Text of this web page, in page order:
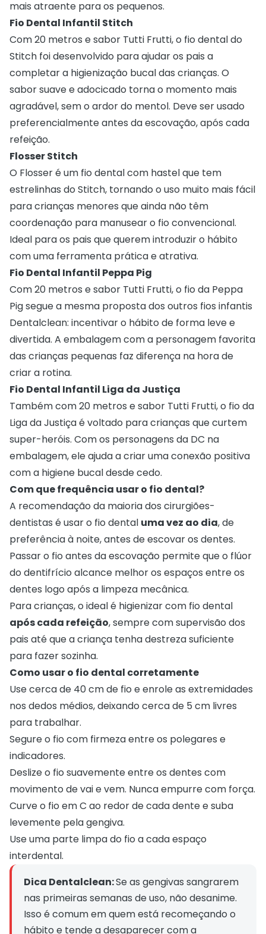
mais atraente para os pequenos.
Fio Dental Infantil Stitch
Com 20 metros e sabor Tutti Frutti, o fio dental do
Stitch foi desenvolvido para ajudar os pais a
completar a higienização bucal das crianças. O
sabor suave e adocicado torna o momento mais
agradável, sem o ardor do mentol. Deve ser usado
preferencialmente antes da escovação, após cada
refeição.
Flosser Stitch
O Flosser é um fio dental com hastel que tem
estrelinhas do Stitch, tornando o uso muito mais fácil
para crianças menores que ainda não têm
coordenação para manusear o fio convencional.
Ideal para os pais que querem introduzir o hábito
com uma ferramenta prática e atrativa.
Fio Dental Infantil Peppa Pig
Com 20 metros e sabor Tutti Frutti, o fio da Peppa
Pig segue a mesma proposta dos outros fios infantis
Dentalclean: incentivar o hábito de forma leve e
divertida. A embalagem com a personagem favorita
das crianças pequenas faz diferença na hora de
criar a rotina.
Fio Dental Infantil Liga da Justiça
Também com 20 metros e sabor Tutti Frutti, o fio da
Liga da Justiça é voltado para crianças que curtem
super-heróis. Com os personagens da DC na
embalagem, ele ajuda a criar uma conexão positiva
com a higiene bucal desde cedo.
Com que frequência usar o fio dental?
A recomendação da maioria dos cirurgiões-
dentistas é usar o fio dental uma vez ao dia, de
preferência à noite, antes de escovar os dentes.
Passar o fio antes da escovação permite que o flúor
do dentifrício alcance melhor os espaços entre os
dentes logo após a limpeza mecânica.
Para crianças, o ideal é higienizar com fio dental
após cada refeição, sempre com supervisão dos
pais até que a criança tenha destreza suficiente
para fazer sozinha.
Como usar o fio dental corretamente
Use cerca de 40 cm de fio e enrole as extremidades
nos dedos médios, deixando cerca de 5 cm livres
para trabalhar.
Segure o fio com firmeza entre os polegares e
indicadores.
Deslize o fio suavemente entre os dentes com
movimento de vai e vem. Nunca empurre com força.
Curve o fio em C ao redor de cada dente e suba
levemente pela gengiva.
Use uma parte limpa do fio a cada espaço
interdental.
Dica Dentalclean: Se as gengivas sangrarem
nas primeiras semanas de uso, não desanime.
Isso é comum em quem está recomeçando o
hábito e tende a desaparecer com a